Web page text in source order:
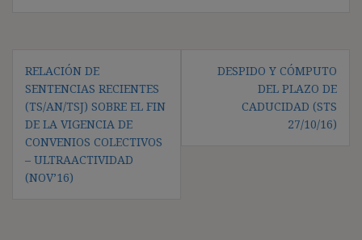
Navegación
de
entradas
RELACIÓN DE
SENTENCIAS RECIENTES
(TS/AN/TSJ) SOBRE EL FIN
DE LA VIGENCIA DE
CONVENIOS COLECTIVOS
– ULTRAACTIVIDAD
(NOV’16)
DESPIDO Y CÓMPUTO
DEL PLAZO DE
CADUCIDAD (STS
27/10/16)